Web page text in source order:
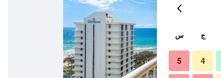
ج س
4
5